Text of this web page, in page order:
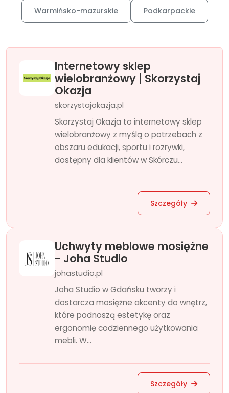
Warmińsko-mazurskie Podkarpackie
Internetowy sklep
wielobranżowy | Skorzystaj
Okazja
skorzystajokazja.pl
Skorzystaj Okazja to internetowy sklep
wielobranżowy z myślą o potrzebach z
obszaru edukacji, sportu i rozrywki,
dostępny dla klientów w Skórczu...
Szczegóły
Uchwyty meblowe mosiężne
- Joha Studio
johastudio.pl
Joha Studio w Gdańsku tworzy i
dostarcza mosiężne akcenty do wnętrz,
które podnoszą estetykę oraz
ergonomię codziennego użytkowania
mebli. W...
Szczegóły